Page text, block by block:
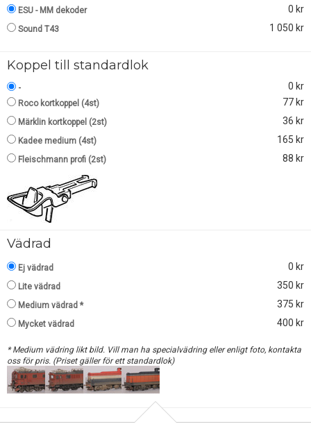
ESU - MM dekoder 0 kr
Sound T43 1 050 kr
Koppel till standardlok
- 0 kr
Roco kortkoppel (4st) 77 kr
Märklin kortkoppel (2st) 36 kr
Kadee medium (4st) 165 kr
Fleischmann profi (2st) 88 kr
Vädrad
Ej vädrad 0 kr
Lite vädrad 350 kr
Medium vädrad * 375 kr
Mycket vädrad 400 kr
* Medium vädring likt bild. Vill man ha specialvädring eller enligt foto, kontakta
oss för pris. (Priset gäller för ett standardlok)